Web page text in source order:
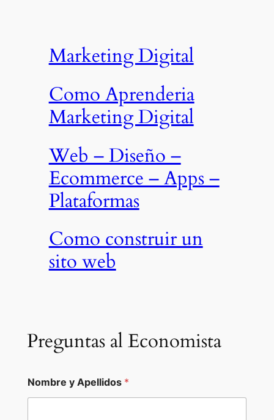
Marketing Digital
Como Aprenderia
Marketing Digital
Web – Diseño –
Ecommerce – Apps –
Plataformas
Como construir un
sito web
Preguntas al Economista
a
s
Nombre y Apellidos *